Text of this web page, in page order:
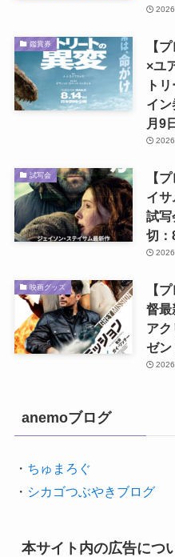
鑑賞券
【
×ユ
ト
イ
月9
試写会
【
イ
試
切：
映画グッズ
【
督最
ア
ゼン
anemoブログ
・ ちゅまろぐ
・ シカゴつぶやきブログ
本サイト内の広告につ